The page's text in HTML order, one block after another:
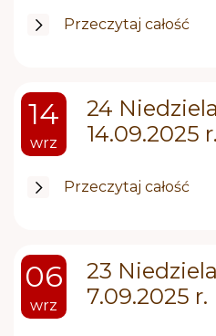
Przeczytaj całość
14
wrz
24
14.09.2025 r.
Przeczytaj całość
06
wrz
23
7.09.2025 r.